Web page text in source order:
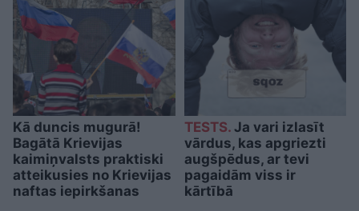
Kā duncis mugurā!
Bagātā Krievijas
kaimiņvalsts praktiski
atteikusies no Krievijas
naftas iepirkšanas
TESTS.Ja vari izlasīt
vārdus, kas apgriezti
augšpēdus, ar tevi
pagaidām viss ir
kārtībā